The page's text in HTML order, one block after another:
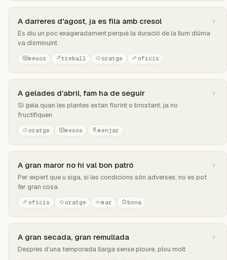
A darreres d'agost, ja es fila amb cresol
Es diu un poc exageradament perquè la duració de la llum diürna
va disminuint
mesos treball oratge oficis
A gelades d’abril, fam ha de seguir
Si gela quan les plantes estan florint o brostant, ja no
fructifiquen
oratge mesos menjar
A gran maror no hi val bon patró
Per expert que u siga, si les condicions són adverses, no es pot
fer gran cosa
oficis oratge mar bona
A gran secada, gran remullada
Després d’una temporada llarga sense ploure, plou molt